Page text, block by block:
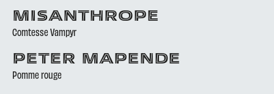
MISANTHROPE
Comtesse Vampyr
PETER MAPENDE
Pomme rouge